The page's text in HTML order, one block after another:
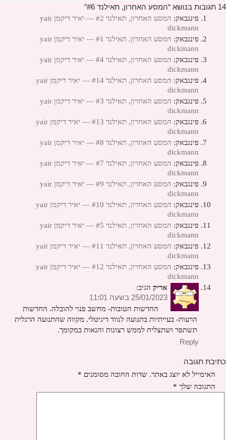
14 תגובות בנושא “המסע האחרון, תאילנד #6”
פינגבאק:
המסע האחרון, תאילנד #2 — יאיר דיקמן yair
dickmann
פינגבאק:
המסע האחרון, תאילנד #1 — יאיר דיקמן yair
dickmann
פינגבאק:
המסע האחרון, תאילנד #4 — יאיר דיקמן yair
dickmann
פינגבאק:
המסע האחרון, תאילנד #14 — יאיר דיקמן yair
dickmann
פינגבאק:
המסע האחרון, תאילנד #3 — יאיר דיקמן yair
dickmann
פינגבאק:
המסע האחרון, תאילנד #13 — יאיר דיקמן yair
dickmann
פינגבאק:
המסע האחרון, תאילנד #8 — יאיר דיקמן yair
dickmann
פינגבאק:
המסע האחרון, תאילנד #7 — יאיר דיקמן yair
dickmann
פינגבאק:
המסע האחרון, תאילנד #9 — יאיר דיקמן yair
dickmann
פינגבאק:
המסע האחרון, תאילנד #10 — יאיר דיקמן yair
dickmann
פינגבאק:
המסע האחרון, תאילנד #5 — יאיר דיקמן yair
dickmann
פינגבאק:
המסע האחרון, תאילנד #11 — יאיר דיקמן yair
dickmann
פינגבאק:
המסע האחרון, תאילנד #12 — יאיר דיקמן yair
dickmann
אריק הגיב:
25/01/2023 בשעה 11:01
החדשות הטובות- מחשב פנוי להובלה. החדשות
הרעות- בעייתיות בתנועה לנווד דיגיטלי. מקווה שהתנועה הרגלית
תשתפר ושתצליח לממש רצונות והנאות במקומך.
Reply
כתיבת תגובה
האימייל לא יוצג באתר. שדות החובה מסומנים *
התגובה שלך *